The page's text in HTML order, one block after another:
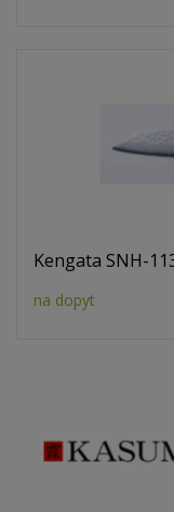
Kengata SNH-
na dopyt